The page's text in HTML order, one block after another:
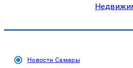
Новости Самары